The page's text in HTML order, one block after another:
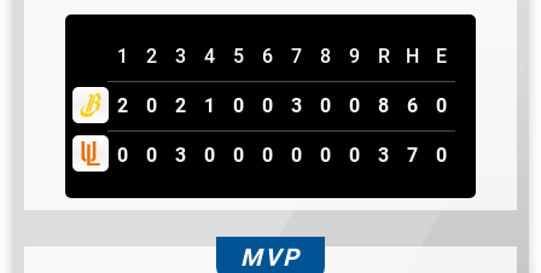
1 2 3 4 5 6 7 8 9
2 0 2 1 0 0 3 0 0
0 0 3 0 0 0 0 0 0
R H E
8 6 0
3 7 0
MVP